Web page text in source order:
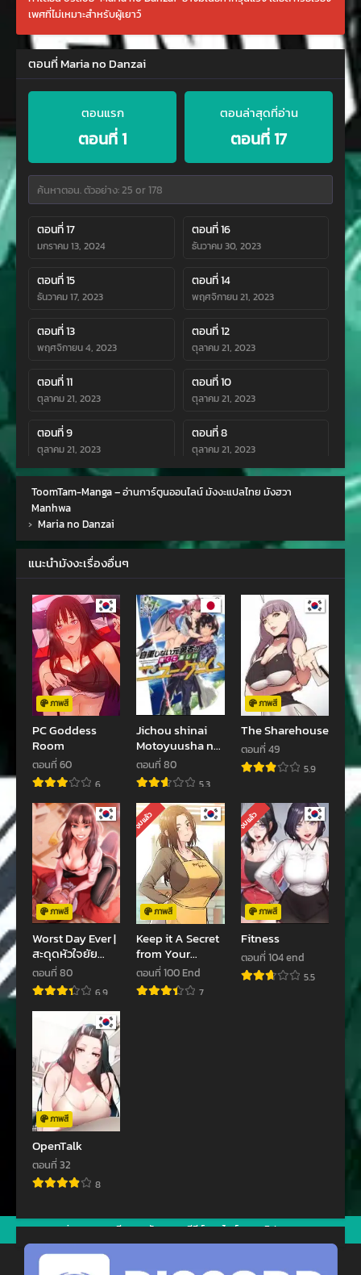
เพศที่ไม่เหมาะสำหรับผู้เยาว์
ตอนที่ Maria no Danzai
ตอนแรก
ตอนที่ 1
ตอนล่าสุดที่อ่าน
ตอนที่ 17
ตอนที่ 17
มกราคม 13, 2024
ตอนที่ 16
ธันวาคม 30, 2023
ตอนที่ 15
ธันวาคม 17, 2023
ตอนที่ 14
พฤศจิกายน 21, 2023
ตอนที่ 13
พฤศจิกายน 4, 2023
ตอนที่ 12
ตุลาคม 21, 2023
ตอนที่ 11
ตุลาคม 21, 2023
ตอนที่ 10
ตุลาคม 21, 2023
ตอนที่ 9
ตุลาคม 21, 2023
ตอนที่ 8
ตุลาคม 21, 2023
ตุลาคม 21, 2023
ตอนที่ 6
ตุลาคม 21, 2023
ตุลาคม 21, 2023 ตุลาคม 21, 2023
ตุลาคม 21, 2023 ตุลาคม 21, 2023
ตอนที่ 1
ตุลาคม 21, 2023
ToomTam-Manga – อ่านการ์ตูนออนไลน์ มังงะแปลไทย มังฮวา
Manhwa
› Maria no Danzai
แนะนำมังงะเรื่องอื่นๆ
ภาพสี
PC Goddess
Room
ตอนที่ 60
6
Jichou shinai
Motoyuusha no
Tsuyokute
Tanoshii New
Game
ตอนที่ 80
5.3
ภาพสี
The Sharehouse
ตอนที่ 49
5.9
ภาพสี
Worst Day Ever |
สะดุดหัวใจยัย
โรคจิต
ตอนที่ 80
6.9
จบแล้ว
ภาพสี
Keep it A Secret
from Your
Mother!
ตอนที่ 100 End
7
จบแล้ว
ภาพสี
Fitness
ตอนที่ 104 end
5.5
ภาพสี
OpenTalk
ตอนที่ 32
8
jav xxxจีน มังงะ ซีรีย์ออนไลน์ คลิปหลุด